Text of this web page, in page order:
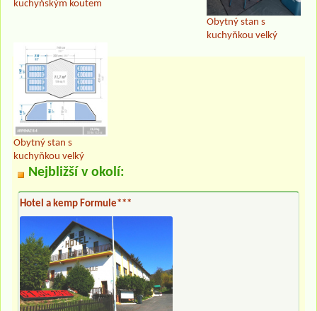
kuchyňským koutem
Obytný stan s
kuchyňkou velký
Obytný stan s
kuchyňkou velký
Nejbližší v okolí:
Hotel a kemp Formule***